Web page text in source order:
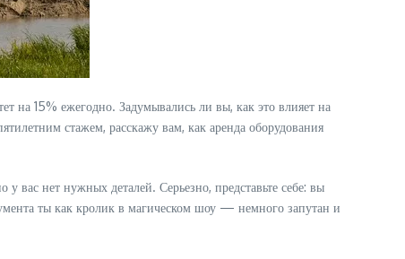
на 15% ежегодно. Задумывались ли вы, как это влияет на
стажем, расскажу вам, как аренда оборудования
вас нет нужных деталей. Серьезно, представьте себе: вы
ты как кролик в магическом шоу — немного запутан и